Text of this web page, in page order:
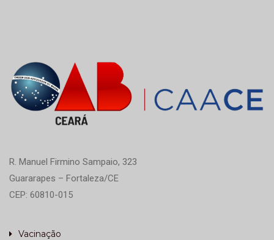
R. Manuel Firmino Sampaio, 323
Guararapes – Fortaleza/CE
CEP: 60810-015
Vacinação